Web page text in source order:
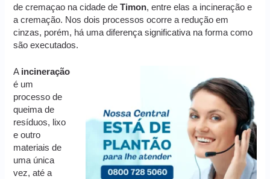
de cremaçao na cidade deTimon, entre elas a incineração e
a cremação. Nos dois processos ocorre a redução em
cinzas, porém, há uma diferença significativa na forma como
são executados.
A incineração
é um
processo de
queima de
resíduos, lixo
e outro
materiais de
uma única
vez, até a